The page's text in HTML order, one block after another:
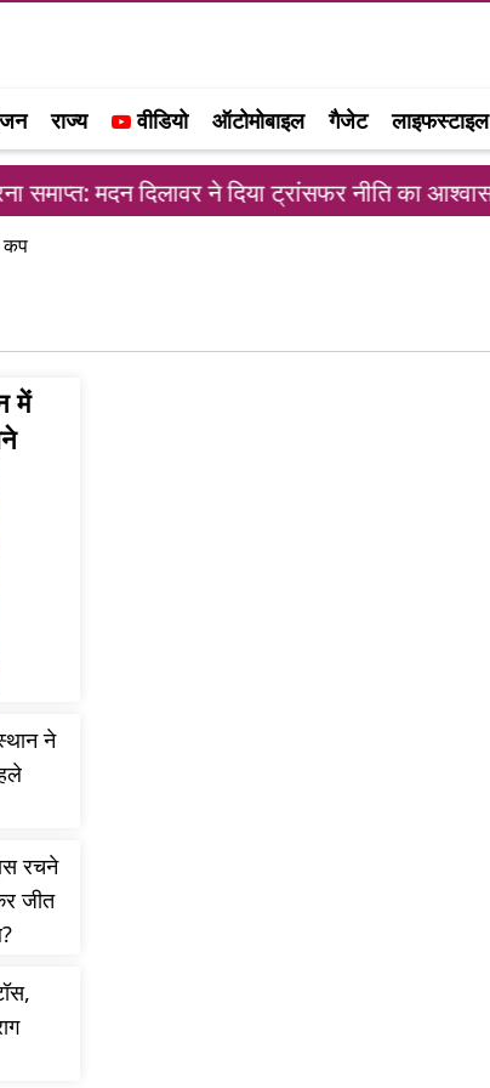
राज्य वीडियो ऑटोमोबाइल गैजेट लाइफस्टाइल
मदन दिलावर ने दिया ट्रांसफर नीति का आश्वासन
कप
में
ने
रचने
जीत